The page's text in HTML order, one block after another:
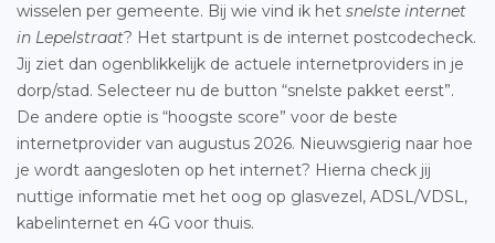
wisselen per gemeente. Bij wie vind ik het snelste internet
in Lepelstraat? Het startpunt is de internet postcodecheck.
Jij ziet dan ogenblikkelijk de actuele internetproviders in je
dorp/stad. Selecteer nu de button “snelste pakket eerst”.
De andere optie is “hoogste score” voor de beste
internetprovider van augustus 2026. Nieuwsgierig naar hoe
je wordt aangesloten op het internet? Hierna check jij
nuttige informatie met het oog op glasvezel, ADSL/VDSL,
kabelinternet en 4G voor thuis.